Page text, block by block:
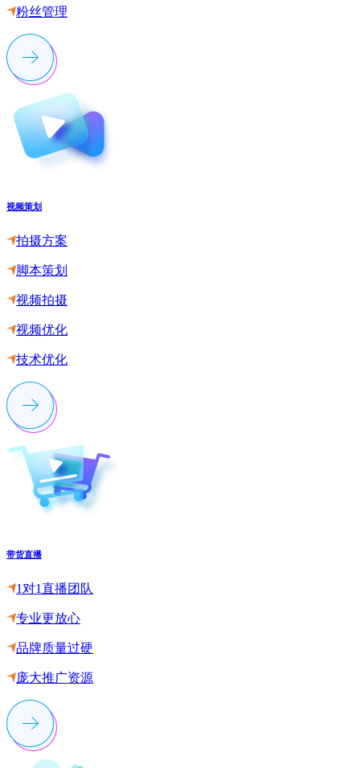
粉丝管理
视频策划
拍摄方案
脚本策划
视频拍摄
视频优化
技术优化
带货直播
1对1直播团队
专业更放心
品牌质量过硬
庞大推广资源